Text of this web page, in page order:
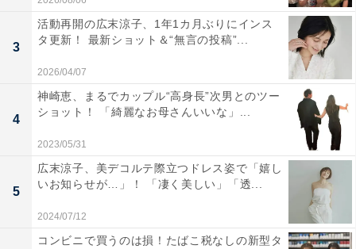
3
活動再開の広末涼子、1年1カ月ぶりにインス
タ更新！ 最新ショット＆“無言の投稿”...
2026/04/07
4
神崎恵、まるでカップル“高身長”次男とのツー
ショット！ 「綺麗なお母さんいいな」...
2023/05/31
5
広末涼子、美デコルテ際立つドレス姿で「嬉し
いお知らせが…」！ 「凄く美しい」「透...
2024/07/12
コンビニで買うのは損！たばこ税なしの新型タ